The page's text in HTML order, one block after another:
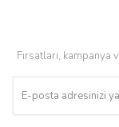
Fırsatları,